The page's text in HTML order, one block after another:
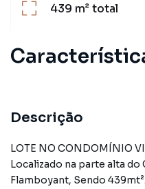
439 m²total
Descrição
LOTE NO CONDOMÍNIO
Localizado na parte alta
Flamboyant, Sendo 439mt².